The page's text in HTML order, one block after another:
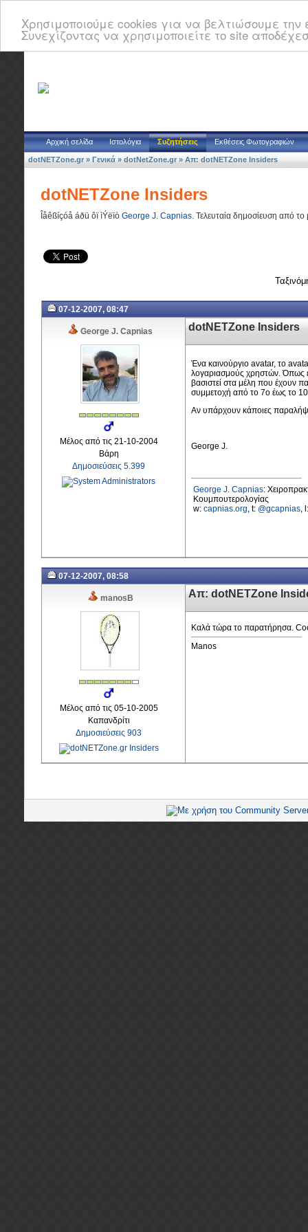
Χρησιμοποιούμε cookies για να βελτιώσουμε
Συνεχίζοντας να χρησιμοποιείτε το site
Αρχική σελίδα Ιστολόγια Συζητήσεις Εκθέσεις Φωτογραφιών
dotNETZone.gr » Γενικά » dotNetZone.gr » Απ: dotNETZone Insiders
dotNETZone Insiders
Îåêßíçóå áðü ôï ìÝëïò George J. Capnias. Τελευταία δημοσίευση από
07-12-2007, 08:47
George J. Capnias
Μέλος από τις 21-10-2004
Βάρη
Δημοσιεύσεις 5.399
dotNETZone Insiders
Ένα καινούργιο avatar, το
λογαριασμούς χρηστών. Όπως
βασιστεί στα μέλη που έχουν
συμμετοχή από το 7o έως το
Αν υπάρχουν κάποιες
George J.
George J. Capnias:
Κουμπουτερολογίας
w: capnias.org , t: @gcapnias ,
07-12-2007, 08:58
manosB
Μέλος από τις 05-10-2005
Καπανδρίτι
Δημοσιεύσεις 903
Απ: dotNETZone
Καλά τώρα το παρατήρησα.
Manos